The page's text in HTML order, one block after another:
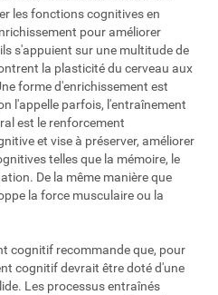
les fonctions cognitives en
pour améliorer
s'appuient sur une multitude de
la plasticité du cerveau aux
forme d'enrichissement est
l'appelle parfois, l'entraînement
est le renforcement
et vise à préserver, améliorer
telles que la mémoire, le
De la même manière que
la force musculaire ou la
cognitif recommande que, pour
cognitif devrait être doté d'une
Les processus entraînés